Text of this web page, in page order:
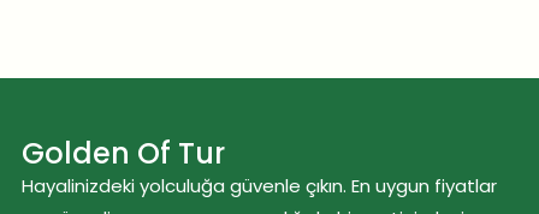
Golden Of Tur
Hayalinizdeki yolculuğa güvenle çıkın. En uygun fiyatlar